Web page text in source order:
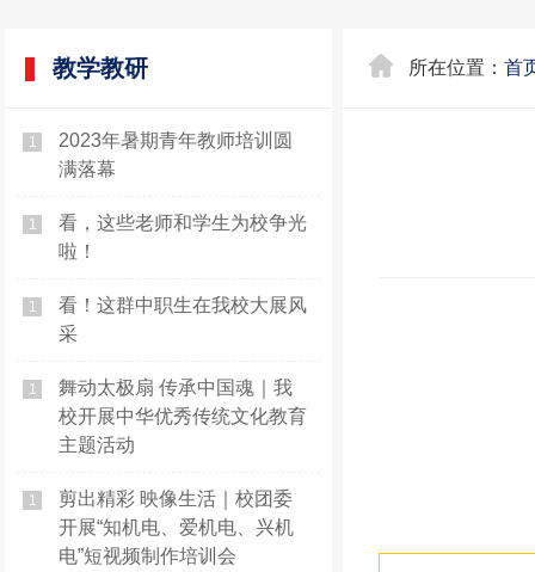
教学教研
1
2023年暑期青年教师培训圆
满落幕
1
看，这些老师和学生为校争光
啦！
1
看！这群中职生在我校大展风
采
1
舞动太极扇 传承中国魂｜我
校开展中华优秀传统文化教育
主题活动
1
剪出精彩 映像生活｜校团委
开展“知机电、爱机电、兴机
电”短视频制作培训会
所在位置： 首